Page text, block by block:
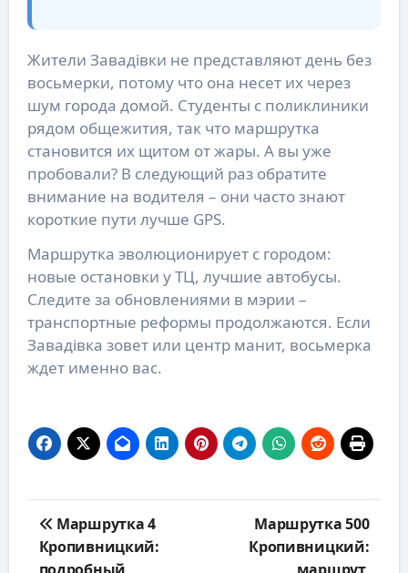
Жители Завадівки не представляют день без
восьмерки, потому что она несет их через
шум города домой. Студенты с поликлиники
рядом общежития, так что маршрутка
становится их щитом от жары. А вы уже
пробовали? В следующий раз обратите
внимание на водителя – они часто знают
короткие пути лучше GPS.
Маршрутка эволюционирует с городом:
новые остановки у ТЦ, лучшие автобусы.
Следите за обновлениями в мэрии –
транспортные реформы продолжаются. Если
Завадівка зовет или центр манит, восьмерка
ждет именно вас.
по
записям
Маршрутка 4
Кропивницкий:
Маршрутка 500
Кропивницкий: